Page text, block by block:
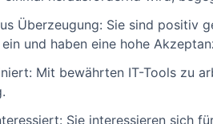
Überzeugung: Sie sind positiv
und haben eine hohe
Mit bewährten IT-Tools zu
Sie interessieren sich